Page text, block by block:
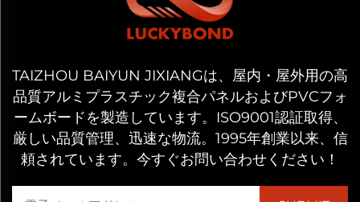
TAIZHOU BAIYUN JIXIANGは、屋内・屋外用の高
品質アルミプラスチック複合パネルおよびPVCフォ
ームボードを製造しています。ISO9001認証取得、
厳しい品質管理、迅速な物流。1995年創業以来、信
頼されています。今すぐお問い合わせください！